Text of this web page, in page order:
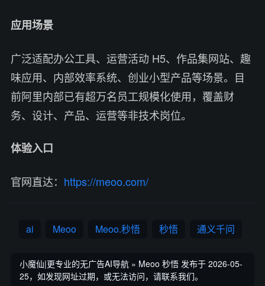
应用场景
广泛适配办公工具、运营活动 H5、作品集网站、趣
味应用、内部效率系统、创业小型产品等场景。目
前阿里内部已有超万名员工规模化使用，覆盖财
务、设计、产品、运营等非技术岗位。
体验入口
官网直达： https://meoo.com/
ai Meoo Meoo.秒悟 秒悟 通义千问
小魔仙|更专业的无广告AI导航 » Meoo 秒悟 发布于 2026-05-
25，如发现网址过期，或无法访问，请联系我们。